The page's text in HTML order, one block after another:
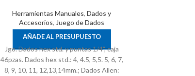
Herramientas Manuales,Dados y
Accesorios,Juego de Dados
AÑADE AL PRESUPUESTO
Jgo. Dados hex std. y puntas 1/4", caja
46pzas. Dados hex std.: 4, 4.5, 5,5. 5, 6, 7,
8, 9, 10, 11, 12,13,14mm.; Dados Allen: